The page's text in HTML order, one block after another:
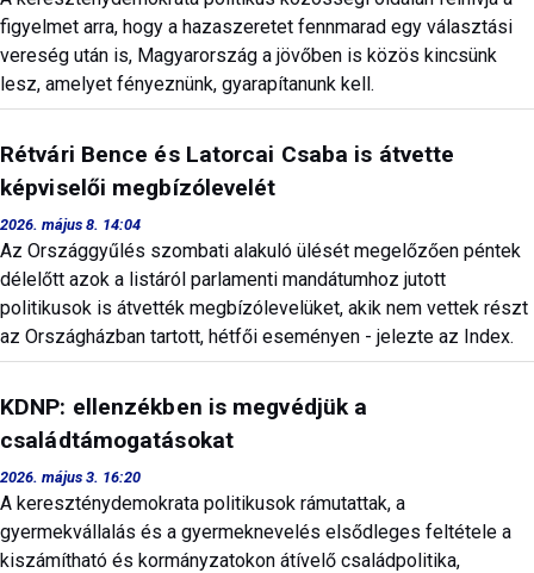
figyelmet arra, hogy a hazaszeretet fennmarad egy választási
vereség után is, Magyarország a jövőben is közös kincsünk
lesz, amelyet fényeznünk, gyarapítanunk kell.
Rétvári Bence és Latorcai Csaba is átvette
képviselői megbízólevelét
2026. május 8. 14:04
Az Országgyűlés szombati alakuló ülését megelőzően péntek
délelőtt azok a listáról parlamenti mandátumhoz jutott
politikusok is átvették megbízólevelüket, akik nem vettek részt
az Országházban tartott, hétfői eseményen - jelezte az Index.
KDNP: ellenzékben is megvédjük a
családtámogatásokat
2026. május 3. 16:20
A kereszténydemokrata politikusok rámutattak, a
gyermekvállalás és a gyermeknevelés elsődleges feltétele a
kiszámítható és kormányzatokon átívelő családpolitika,